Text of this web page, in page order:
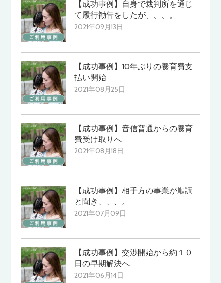
【成功事例】自身で裁判所を通じ
て履行勧告をしたが、、、。
2021年09月13日
【成功事例】10年ぶりの養育費支
払い開始
2021年08月25日
【成功事例】音信普通からの養育
費受け取りへ
2021年08月18日
【成功事例】相手方の事業が順調
と聞き、、、。
2021年07月09日
【成功事例】交渉開始から約１０
日の早期解決へ
2021年06月14日